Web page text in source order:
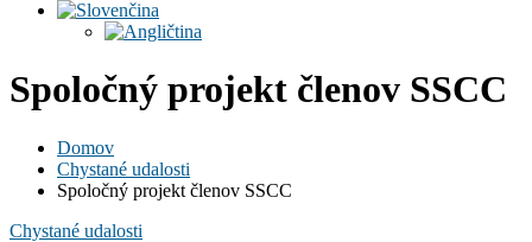
Spoločný projekt členov SSCC
Domov
Chystané udalosti
Spoločný projekt členov SSCC
Chystané udalosti